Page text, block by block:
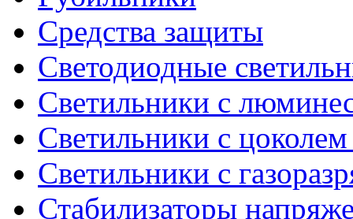
Средства защиты
Светодиодные
Светильники с
Светильники с
Светильники с
Стабилизаторы